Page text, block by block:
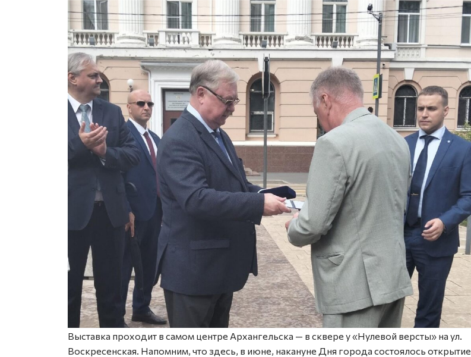
Выставка проходит в самом центре Архангельска — в сквере у «Нулевой версты» на ул.
Воскресенская. Напомним, что здесь, в июне, накануне Дня города состоялось открытие